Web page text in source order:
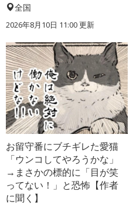
全国
2026年8月10日 11:00更新
お留守番にブチギレた愛猫
「ウンコしてやろうかな」
→まさかの標的に「目が笑
ってない！」と恐怖【作者
に聞く】